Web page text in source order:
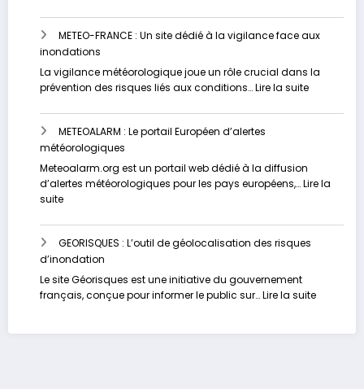
:
Contrôlez
risque
d’inondation
temps
réel
METEO-FRANCE : Un site dédié à la vigilance face aux
inondations
La vigilance météorologique joue un rôle crucial dans la
prévention des risques liés aux conditions…Lire la suite:
FRANCE
dédié
vigilance
face
METEOALARM : Le portail Européen d’alertes
météorologiques
Meteoalarm.org est un portail web dédié à la diffusion
d’alertes météorologiques pour les pays européens,…Lire la
suite:
:
Le
portail
Européen
d’alertes
GEORISQUES : L’outil de géolocalisation des risques
d’inondation
Le site Géorisques est une initiative du gouvernement
français, conçue pour informer le public sur…Lire la suite: